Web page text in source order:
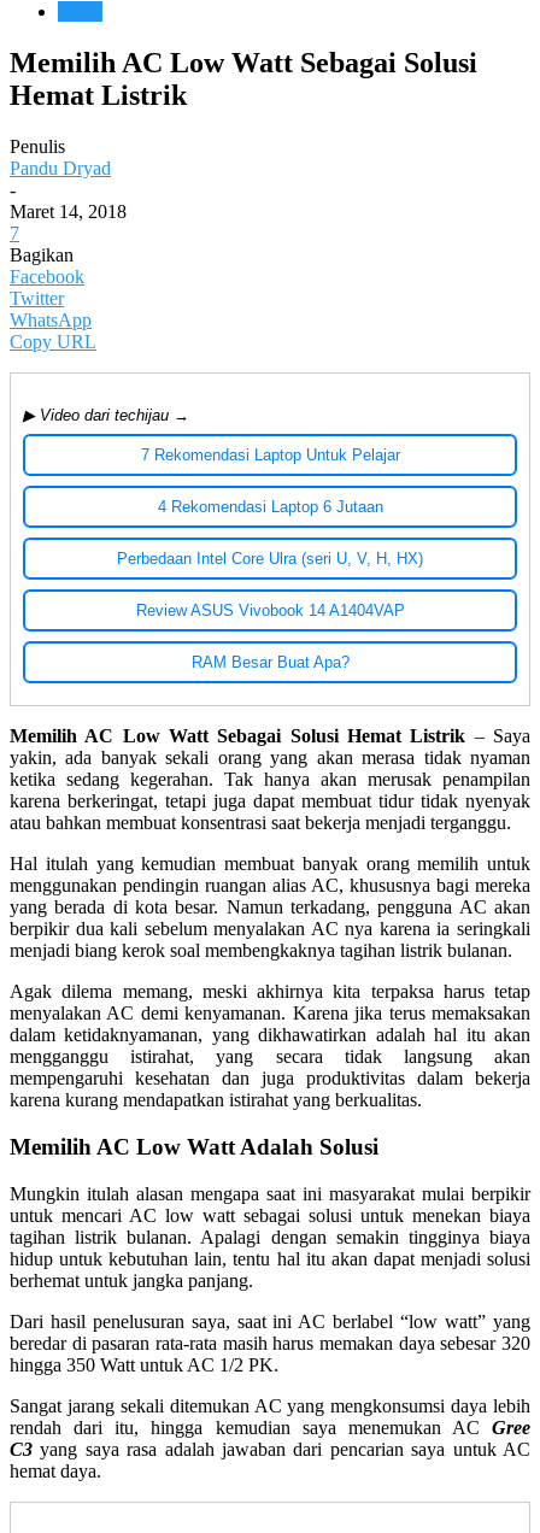
Memilih AC Low Watt Sebagai Solusi
Hemat Listrik
Penulis
Pandu Dryad
-
Maret 14, 2018
7
Bagikan
Facebook
Twitter
WhatsApp
Copy URL
▶ Video dari techijau →
7 Rekomendasi Laptop Untuk Pelajar
4 Rekomendasi Laptop 6 Jutaan
Perbedaan Intel Core Ulra (seri U, V, H, HX)
Review ASUS Vivobook 14 A1404VAP
RAM Besar Buat Apa?
Memilih AC Low Watt Sebagai Solusi Hemat Listrik – Saya
yakin, ada banyak sekali orang yang akan merasa tidak nyaman
ketika sedang kegerahan. Tak hanya akan merusak penampilan
karena berkeringat, tetapi juga dapat membuat tidur tidak nyenyak
atau bahkan membuat konsentrasi saat bekerja menjadi terganggu.
Hal itulah yang kemudian membuat banyak orang memilih untuk
menggunakan pendingin ruangan alias AC, khususnya bagi mereka
yang berada di kota besar. Namun terkadang, pengguna AC akan
berpikir dua kali sebelum menyalakan AC nya karena ia seringkali
menjadi biang kerok soal membengkaknya tagihan listrik bulanan.
Agak dilema memang, meski akhirnya kita terpaksa harus tetap
menyalakan AC demi kenyamanan. Karena jika terus memaksakan
dalam ketidaknyamanan, yang dikhawatirkan adalah hal itu akan
mengganggu istirahat, yang secara tidak langsung akan
mempengaruhi kesehatan dan juga produktivitas dalam bekerja
karena kurang mendapatkan istirahat yang berkualitas.
Memilih AC Low Watt Adalah Solusi
Mungkin itulah alasan mengapa saat ini masyarakat mulai berpikir
untuk mencari AC low watt sebagai solusi untuk menekan biaya
tagihan listrik bulanan. Apalagi dengan semakin tingginya biaya
hidup untuk kebutuhan lain, tentu hal itu akan dapat menjadi solusi
berhemat untuk jangka panjang.
Dari hasil penelusuran saya, saat ini AC berlabel “low watt” yang
beredar di pasaran rata-rata masih harus memakan daya sebesar 320
hingga 350 Watt untuk AC 1/2 PK.
Sangat jarang sekali ditemukan AC yang mengkonsumsi daya lebih
rendah dari itu, hingga kemudian saya menemukan AC Gree
C3 yang saya rasa adalah jawaban dari pencarian saya untuk AC
hemat daya.